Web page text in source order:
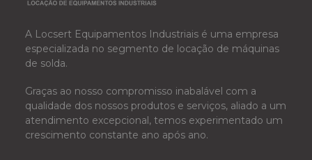
A Locsert Equipamentos Industriais é uma empresa
especializada no segmento de locação de máquinas
de solda.
Graças ao nosso compromisso inabalável com a
qualidade dos nossos produtos e serviços, aliado a um
atendimento excepcional, temos experimentado um
crescimento constante ano após ano.